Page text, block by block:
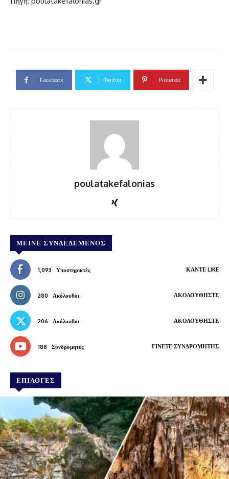
Facebook Twitter Pinterest
poulatakefalonias
ΜΕΊΝΕ ΣΥΝΔΕΔΕΜΈΝΟΣ
1,093 Υποστηρικτές ΚΆΝΤΕ LIKE
280 Ακόλουθοι ΑΚΟΛΟΥΘΉΣΤΕ
206 Ακόλουθοι ΑΚΟΛΟΥΘΉΣΤΕ
188 Συνδρομητές ΓΊΝΕΤΕ ΣΥΝΔΡΟΜΗΤΉΣ
ΕΠΙΛΟΓΕΣ